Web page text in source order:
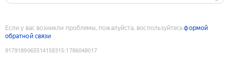
Если у вас возникли проблемы, пожалуйста, воспользуйтесьформой
обратной связи
9179189065514158315:1786048017